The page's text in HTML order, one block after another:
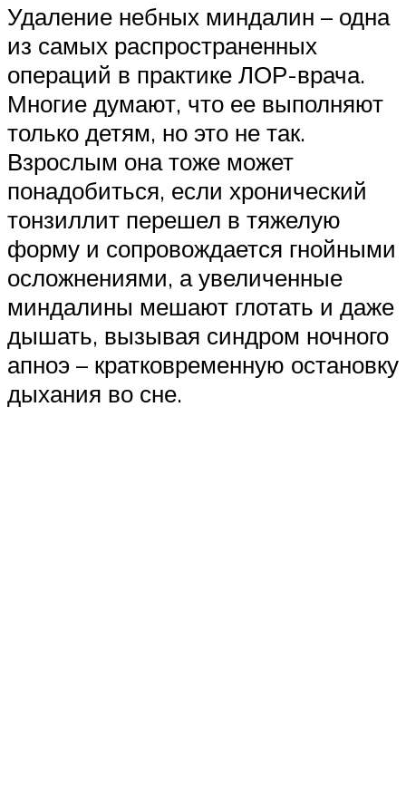
Удаление небных миндалин – одна
из самых распространенных
операций в практике ЛОР-врача.
Многие думают, что ее выполняют
только детям, но это не так.
Взрослым она тоже может
понадобиться, если хронический
тонзиллит перешел в тяжелую
форму и сопровождается гнойными
осложнениями, а увеличенные
миндалины мешают глотать и даже
дышать, вызывая синдром ночного
апноэ – кратковременную остановку
дыхания во сне.